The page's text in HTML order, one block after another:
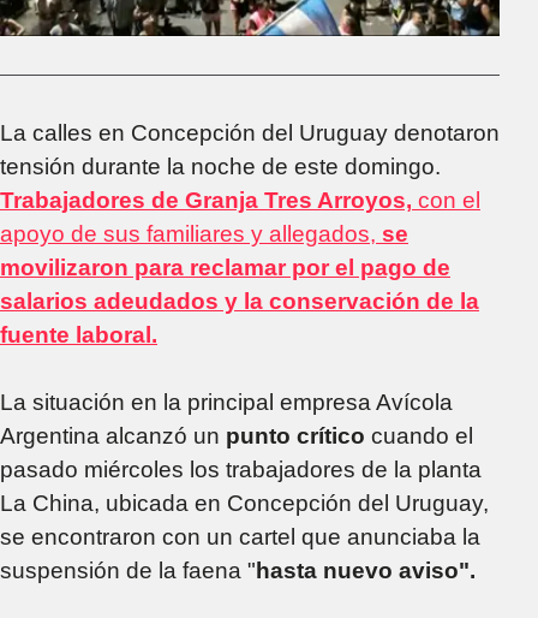
La calles en Concepción del Uruguay denotaron
tensión durante la noche de este domingo.
Trabajadores de Granja Tres Arroyos, con el
apoyo de sus familiares y allegados, se
movilizaron para reclamar por el pago de
salarios adeudados y la conservación de la
fuente laboral.
La situación en la principal empresa Avícola
Argentina alcanzó un punto crítico cuando el
pasado miércoles los trabajadores de la planta
La China, ubicada en Concepción del Uruguay,
se encontraron con un cartel que anunciaba la
suspensión de la faena "hasta nuevo aviso".